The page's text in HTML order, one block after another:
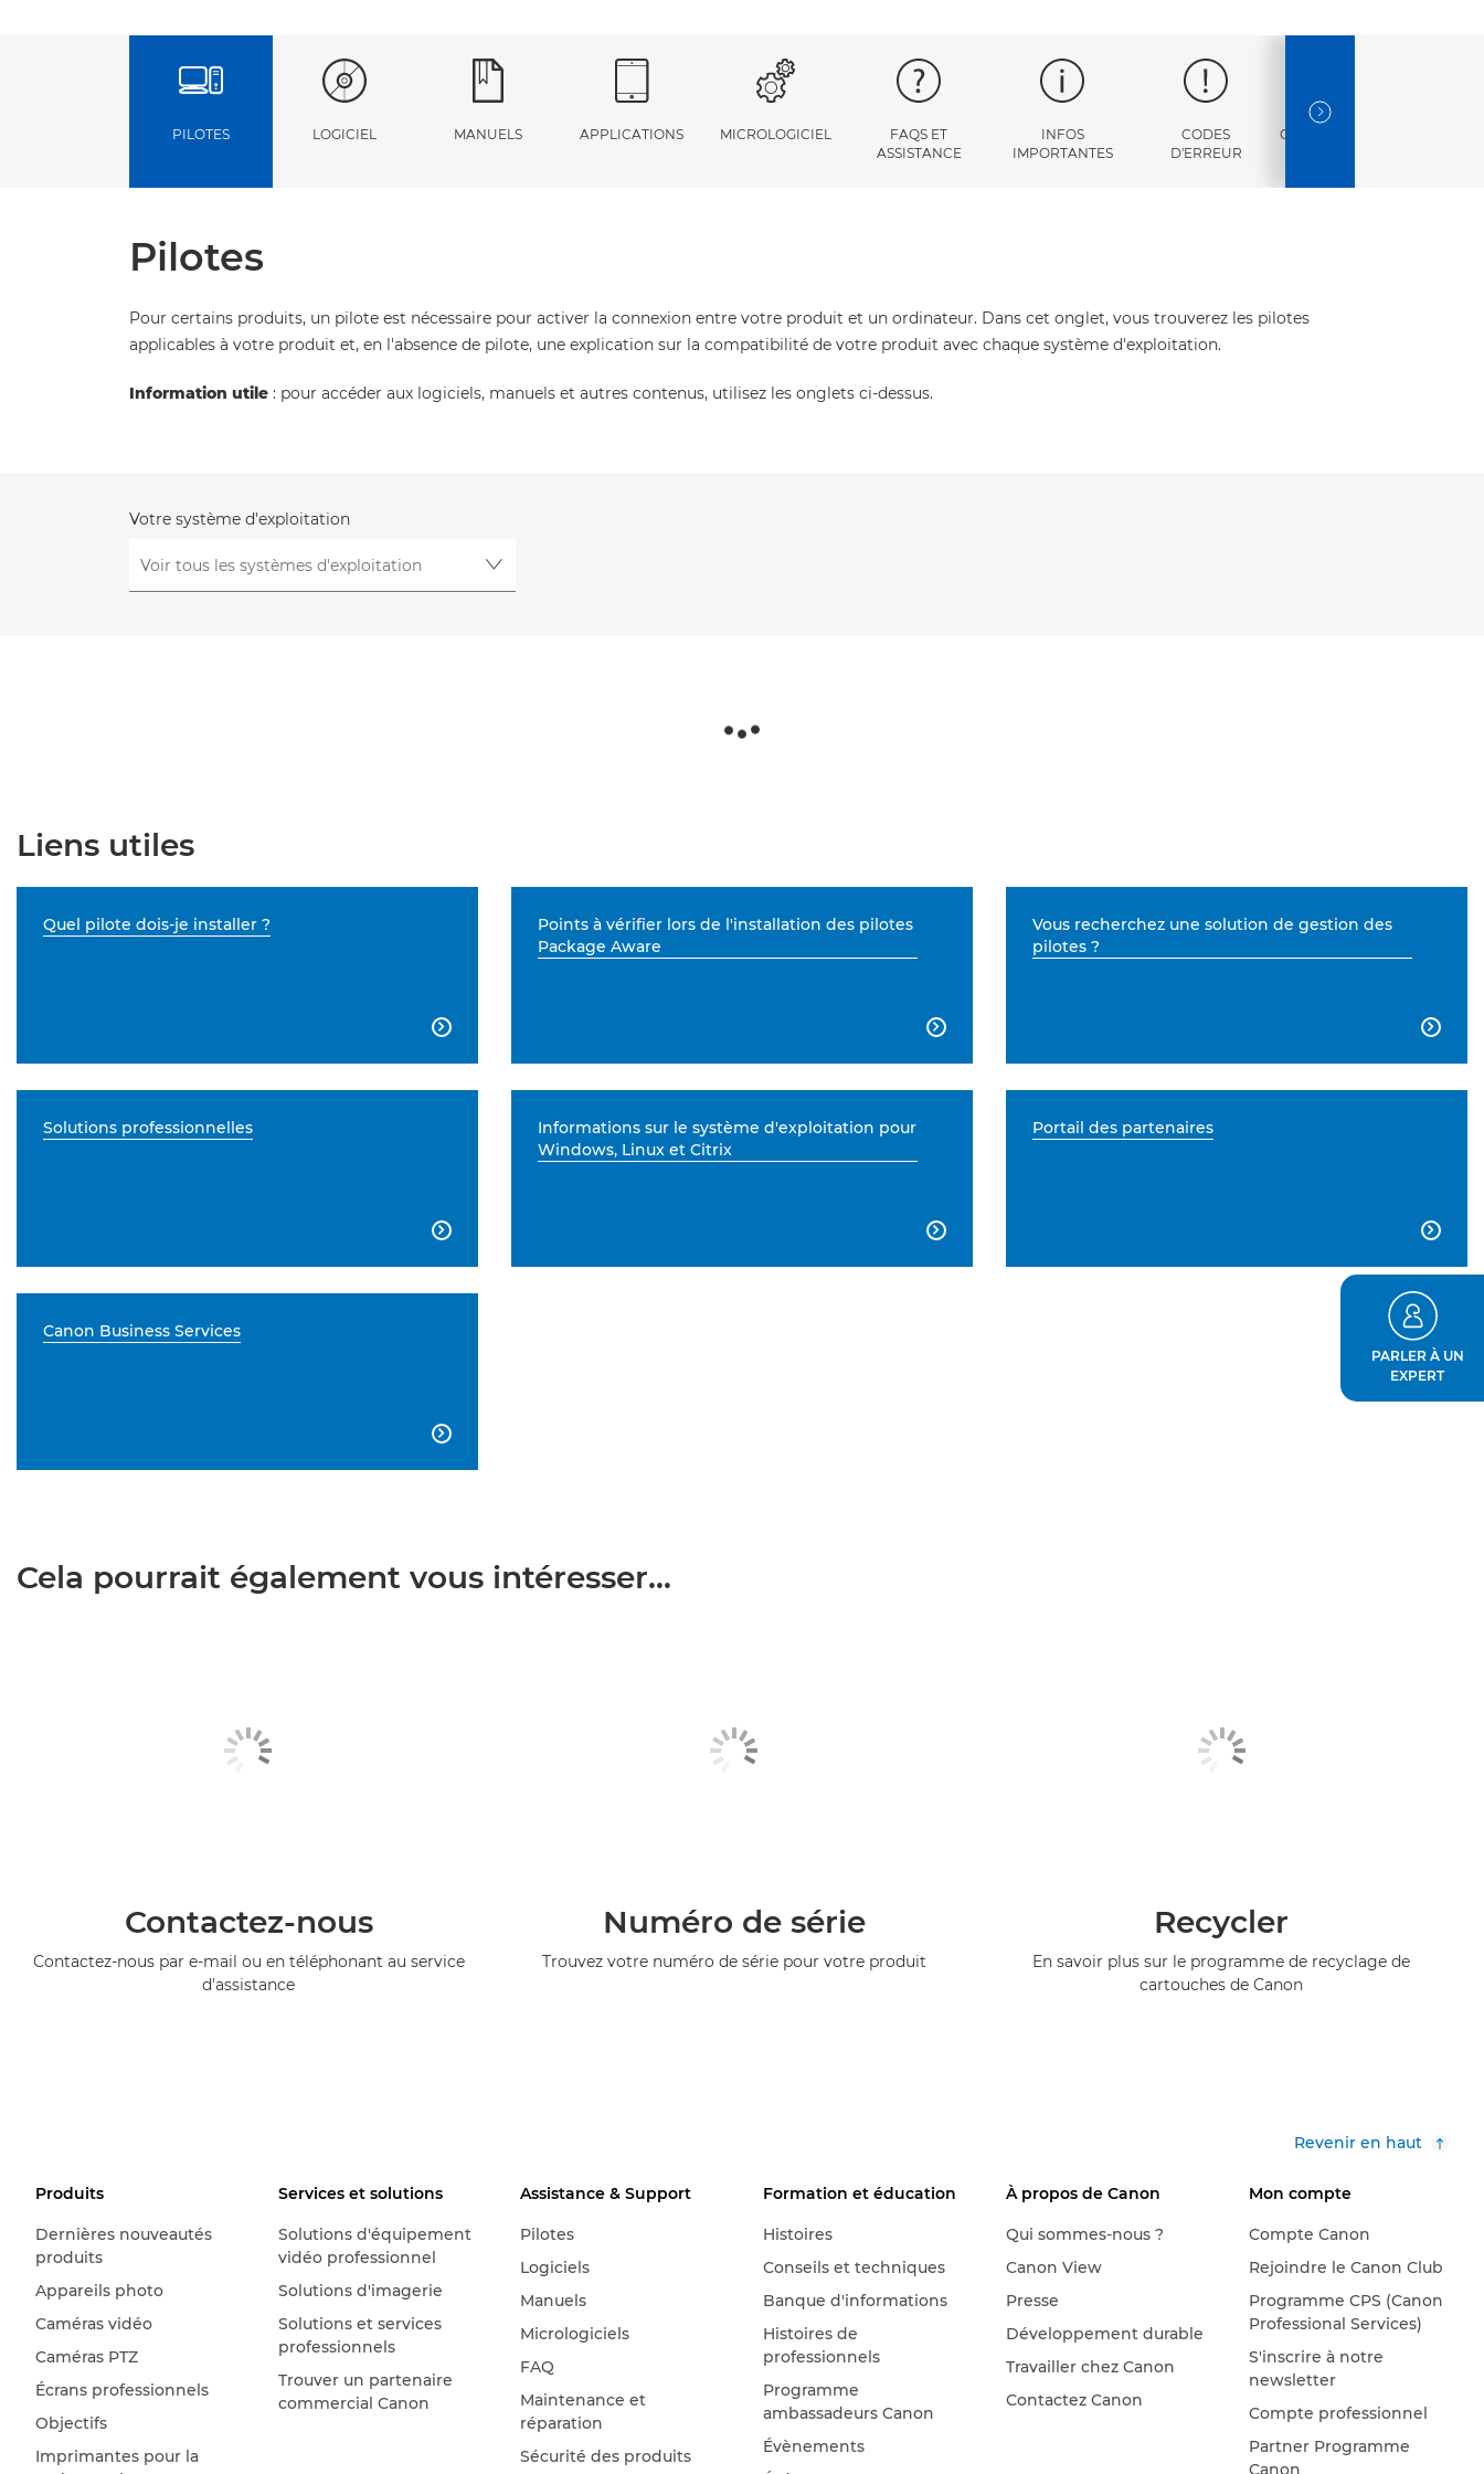
PILOTES LOGICIEL MANUELS APPLICATIONS MICROLOGICIEL
FAQS ET
ASSISTANCE
INFOS
IMPORTANTES
CODES
D'ERREUR
CARACTÉRISTIQUES
NEXT SLIDE
Pilotes
Pour certains produits, un pilote est nécessaire pour activer la connexion entre votre produit et un ordinateur. Dans cet onglet, vous trouverez les pilotes
applicables à votre produit et, en l'absence de pilote, une explication sur la compatibilité de votre produit avec chaque système d'exploitation.
Information utile : pour accéder aux logiciels, manuels et autres contenus, utilisez les onglets ci-dessus.
Votre système d'exploitation
Liens utiles
Quel pilote dois-je installer ?

Points à vérifier lors de l'installation des pilotes
Package Aware

Vous recherchez une solution de gestion des
pilotes ?

Solutions professionnelles

Informations sur le système d'exploitation pour
Windows, Linux et Citrix

Portail des partenaires

Canon Business Services

Cela pourrait également vous intéresser...
Contactez-nous
Contactez-nous par e-mail ou en téléphonant au service
d'assistance
Numéro de série
Trouvez votre numéro de série pour votre produit
Recycler
En savoir plus sur le programme de recyclage de
cartouches de Canon
PARLER À UN
EXPERT
Revenir en haut
Produits
Dernières nouveautés
produits
Appareils photo
Caméras vidéo
Caméras PTZ
Écrans professionnels
Objectifs
Imprimantes pour la
Services et solutions
Solutions d'équipement
vidéo professionnel
Solutions d'imagerie
Solutions et services
professionnels
Trouver un partenaire
commercial Canon
Assistance & Support
Pilotes
Logiciels
Manuels
Micrologiciels
FAQ
Maintenance et
réparation
Sécurité des produits
Formation et éducation
Histoires
Conseils et techniques
Banque d'informations
Histoires de
professionnels
Programme
ambassadeurs Canon
Évènements
À propos de Canon
Qui sommes-nous ?
Canon View
Presse
Développement durable
Travailler chez Canon
Contactez Canon
Mon compte
Compte Canon
Rejoindre le Canon Club
Programme CPS (Canon
Professional Services)
S'inscrire à notre
newsletter
Compte professionnel
Partner Programme
Canon